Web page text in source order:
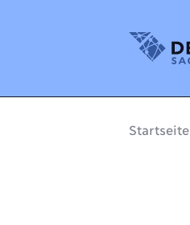
Startseite